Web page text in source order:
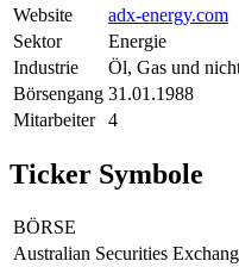
Website
adx-energy.com
Sektor
Energie
Industrie
Öl, Gas und
Börsengang 31.01.1988
Mitarbeiter
4
Ticker Symbole
BÖRSE
Australian Securities